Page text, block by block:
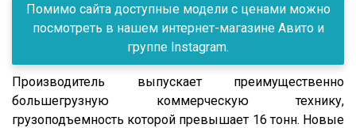
Fatih Treyler
Ali Riza Usta
Штурман Кредо
МТЗ
FH
FH13
FH440
FMX
Помимо сайта доступные модели с ценами можно
посмотреть в нашем интернет-магазине Авито и
группе Instagram.
Производитель выпускает преимущественно
большегрузную коммерческую технику,
грузоподъемность которой превышает 16 тонн. Новые